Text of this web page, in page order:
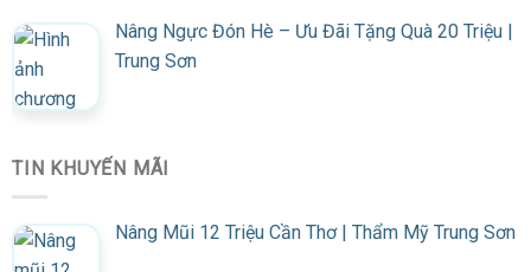
Nâng Ngực Đón Hè – Ưu Đãi Tặng Quà 20 Triệu |
Trung Sơn
TIN KHUYẾN MÃI
Nâng Mũi 12 Triệu Cần Thơ | Thẩm Mỹ Trung Sơn